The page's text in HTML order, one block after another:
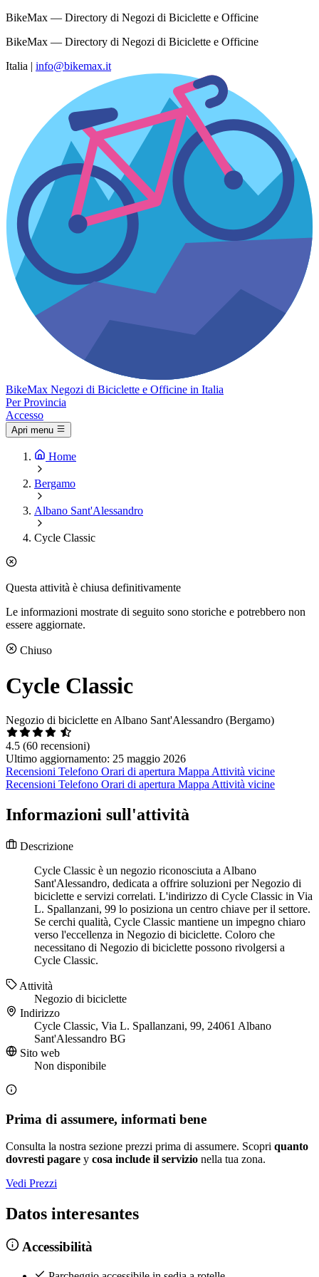
BikeMax — Directory di Negozi di Biciclette e Officine
BikeMax — Directory di Negozi di Biciclette e Officine
Italia | info@bikemax.it
BikeMax Negozi di Biciclette e Officine in Italia
Per Provincia
Accesso
Apri menu
Home
Bergamo
Albano Sant'Alessandro
Cycle Classic
Questa attività è chiusa definitivamente
Le informazioni mostrate di seguito sono storiche e potrebbero non
essere aggiornate.
Chiuso
Cycle Classic
Negozio di biciclette en Albano Sant'Alessandro (Bergamo)
4.5 (60 recensioni)
Ultimo aggiornamento: 25 maggio 2026
Recensioni Telefono Orari di apertura Mappa Attività vicine
Recensioni Telefono Orari di apertura Mappa Attività vicine
Informazioni sull'attività
Descrizione
Cycle Classic è un negozio riconosciuta a Albano
Sant'Alessandro, dedicata a offrire soluzioni per Negozio di
biciclette e servizi correlati. L'indirizzo di Cycle Classic in Via
L. Spallanzani, 99 lo posiziona un centro chiave per il settore.
Se cerchi qualità, Cycle Classic mantiene un impegno chiaro
verso l'eccellenza in Negozio di biciclette. Coloro che
necessitano di Negozio di biciclette possono rivolgersi a
Cycle Classic.
Attività
Negozio di biciclette
Indirizzo
Cycle Classic, Via L. Spallanzani, 99, 24061 Albano
Sant'Alessandro BG
Sito web
Non disponibile
Prima di assumere, informati bene
Consulta la nostra sezione prezzi prima di assumere. Scopri quanto
dovresti pagare y cosa include il servizio nella tua zona.
Vedi Prezzi
Datos interesantes
Accessibilità